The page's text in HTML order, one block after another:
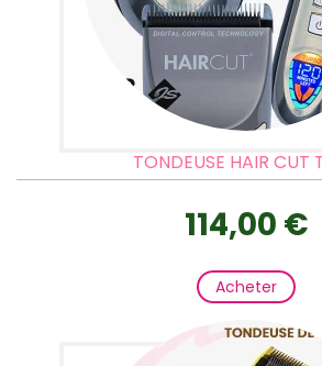
TONDEUSE HAIR CUT
114,00 €
Acheter